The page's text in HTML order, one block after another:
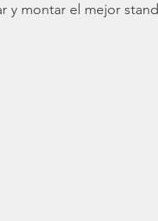
y montar el mejor stand